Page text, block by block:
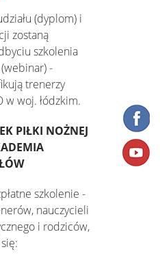
(dyplom) i
zostaną
szkolenia
-
trenerzy
w woj. łódzkim.
PIŁKI NOŻNEJ
szkolenie -
nauczycieli
i rodziców,